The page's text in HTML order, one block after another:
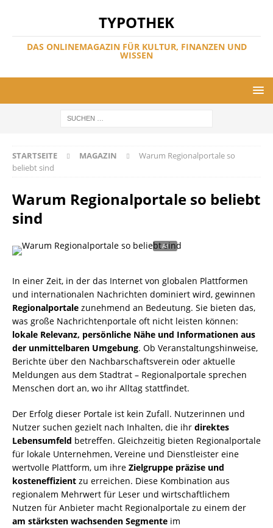
TYPOTHEK
DAS ONLINEMAGAZIN FÜR KULTUR, FINANZEN UND
WISSEN
STARTSEITE MAGAZIN
Warum Regionalportale so
beliebt sind
Warum Regionalportale so beliebt
sind
In einer Zeit, in der das Internet von globalen Plattformen
und internationalen Nachrichten dominiert wird, gewinnen
Regionalportale zunehmend an Bedeutung. Sie bieten das,
was große Nachrichtenportale oft nicht leisten können:
lokale Relevanz, persönliche Nähe und Informationen aus
der unmittelbaren Umgebung. Ob Veranstaltungshinweise,
Berichte über den Nachbarschaftsverein oder aktuelle
Meldungen aus dem Stadtrat – Regionalportale sprechen
Menschen dort an, wo ihr Alltag stattfindet.
Der Erfolg dieser Portale ist kein Zufall. Nutzerinnen und
Nutzer suchen gezielt nach Inhalten, die ihr direktes
Lebensumfeld betreffen. Gleichzeitig bieten Regionalportale
für lokale Unternehmen, Vereine und Dienstleister eine
wertvolle Plattform, um ihre Zielgruppe präzise und
kosteneffizient zu erreichen. Diese Kombination aus
regionalem Mehrwert für Leser und wirtschaftlichem
Nutzen für Anbieter macht Regionalportale zu einem der
am stärksten wachsenden Segmente im